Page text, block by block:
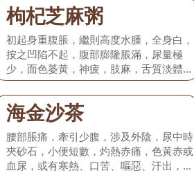
枸杞芝麻粥
初起身重腹脹，繼則高度水腫，全身白，
按之凹陷不起，腹部膨隆脹滿，尿量極
少，面色萎黃，神疲，肢麻，舌質淡體胖
大邊有齒痕，脈滑數。
海金沙茶
腰部脹痛，牽引少腹，涉及外陰，尿中時
夾砂石，小便短數，灼熱赤痛，色黃赤或
血尿，或有寒熱、口苦、嘔惡、汗出，舌